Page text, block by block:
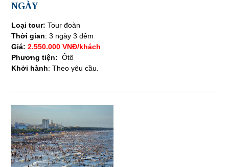
NGÀY
Loại tour: Tour đoàn
Thời gian: 3 ngày 3 đêm
Giá: 2.550.000 VNĐ/khách
Phương tiện: Ôtô
Khởi hành: Theo yêu cầu.